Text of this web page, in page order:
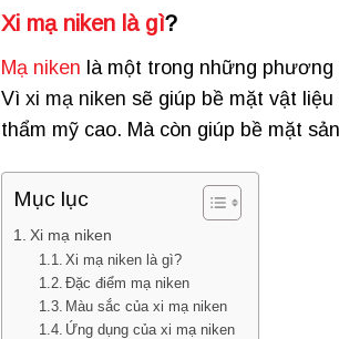
Xi mạ niken là gì?
Mạ niken là một trong những
Vì xi mạ niken sẽ giúp bề mặt vật
thẩm mỹ cao. Mà còn giúp bề mặt
Mục lục
Xi mạ niken
Xi mạ niken là gì?
Đặc điểm mạ niken
Màu sắc của xi mạ niken
Ứng dụng của xi mạ niken